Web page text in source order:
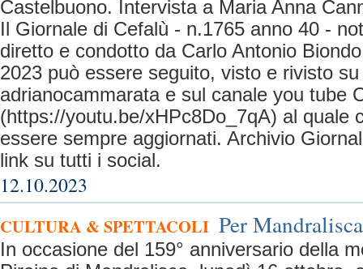
Castelbuono. Intervista a Maria Anna
Il Giornale di Cefalù - n.1765 anno 40 -
diretto e condotto da Carlo Antonio
2023 può essere seguito, visto e rivisto
adrianocammarata e sul canale you tube
(https://youtu.be/xHPc8Do_7qA) al quale
essere sempre aggiornati. Archivio
link su tutti i social.
12.10.2023
CULTURA & SPETTACOLI Per
In occasione del 159° anniversario della